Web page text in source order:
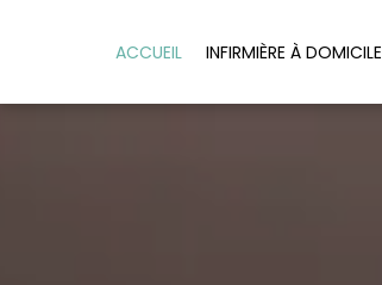
ACCUEIL INFIRMIÈRE À DOMICILE